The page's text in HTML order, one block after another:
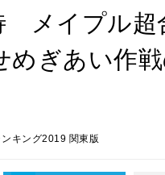
メイプル超
めぎあい作
キング2019 関東版